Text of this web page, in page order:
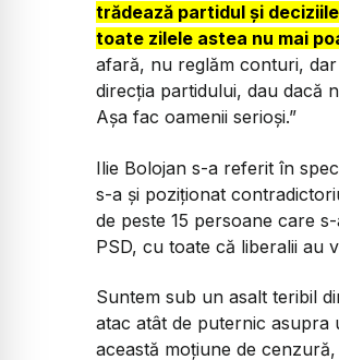
trădează partidul și
toate zilele astea nu mai
afară, nu reglăm conturi,
direcția partidului, dau dacă
Așa fac oamenii serioși.”
Ilie Bolojan s-a referit în
s-a și poziționat
de peste 15 persoane care
PSD, cu toate că liberalii au
Suntem sub un asalt teribil
atac atât de puternic asupra
această moțiune de